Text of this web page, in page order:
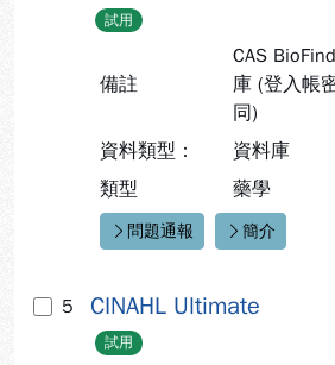
試用
備註
CAS
庫 (登入帳
同)
資料類型：
資料庫
類型
藥學
快速連結：
問題通報 簡介
5 CINAHL Ultimate
試用